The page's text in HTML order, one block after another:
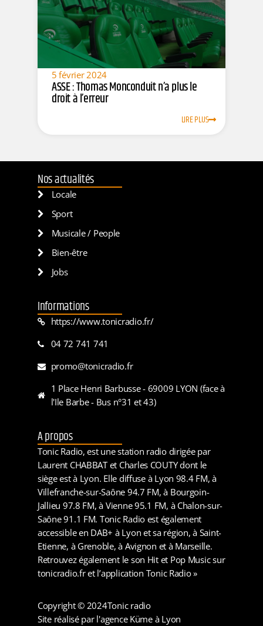
5 février 2024
ASSE : Thomas Monconduit n’a plus le
droit à l’erreur
LIRE PLUS
Nos actualités
Locale
Sport
Musicale / People
Bien-être
Jobs
Informations
https://www.tonicradio.fr/
04 72 741 741
promo@tonicradio.fr
1 Place Henri Barbusse - 69009 LYON (face à
l'Ile Barbe - Bus n°31 et 43)
A propos
Tonic Radio, est une station radio dirigée par
Laurent CHABBAT et Charles COUTY dont le
siège est à Lyon. Elle diffuse à Lyon 98.4 FM, à
Villefranche-sur-Saône 94.7 FM, à Bourgoin-
Jallieu 97.8 FM, à Vienne 95.1 FM, à Chalon-sur-
Saône 91.1 FM. Tonic Radio est également
accessible en DAB+ à Lyon et sa région, à Saint-
Etienne, à Grenoble, à Avignon et à Marseille.
Retrouvez également le son Hit et Pop Music sur
tonicradio.fr et l’application Tonic Radio »
Copyright © 2024Tonic radio
Site réalisé par l'agence Küme à Lyon